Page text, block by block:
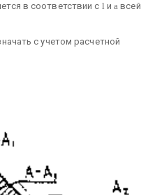
в соответствии с l и a всей
с учетом расчетной